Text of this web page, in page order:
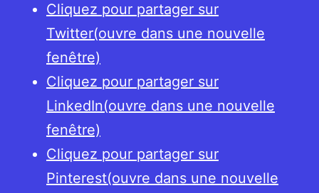
Cliquez pour partager sur
Twitter(ouvre dans une nouvelle
fenêtre)
Cliquez pour partager sur
LinkedIn(ouvre dans une nouvelle
fenêtre)
Cliquez pour partager sur
Pinterest(ouvre dans une nouvelle